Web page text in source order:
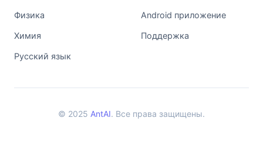
Физика
Химия
Русский язык
Android приложение
Поддержка
© 2025 AntAI. Все права защищены.